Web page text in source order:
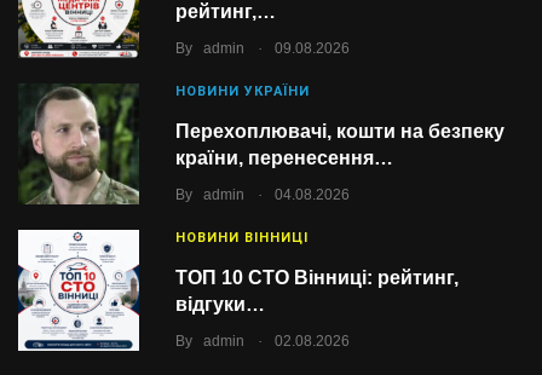
рейтинг,…
By admin . 09.08.2026
НОВИНИ УКРАЇНИ
Перехоплювачі, кошти на безпеку
країни, перенесення…
By admin . 04.08.2026
НОВИНИ ВІННИЦІ
ТОП 10 СТО Вінниці: рейтинг,
відгуки…
By admin . 02.08.2026